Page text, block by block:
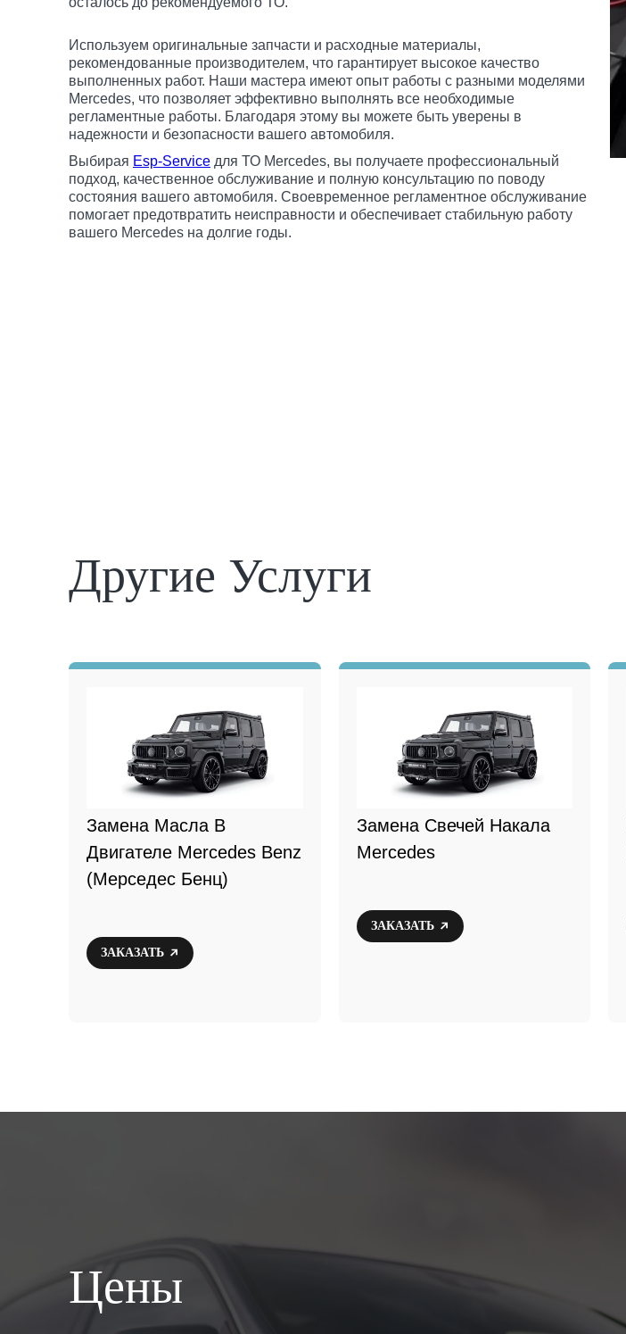
Используем оригинальные запчасти и расходные материалы,
рекомендованные производителем, что гарантирует высокое качество
выполненных работ. Наши мастера имеют опыт работы с разными моделями
Mercedes, что позволяет эффективно выполнять все необходимые
регламентные работы. Благодаря этому вы можете быть уверены в
надежности и безопасности вашего автомобиля.
Выбирая Esp-Service для ТО Mercedes, вы получаете профессиональный
подход, качественное обслуживание и полную консультацию по поводу
состояния вашего автомобиля. Своевременное регламентное обслуживание
помогает предотвратить неисправности и обеспечивает стабильную работу
вашего Mercedes на долгие годы.
Другие Услуги
Замена Масла В
Двигателе Mercedes Benz
(Мерседес Бенц)
ЗАКАЗАТЬ
Замена Свечей Накала
Mercedes
ЗАКАЗАТЬ
Цены